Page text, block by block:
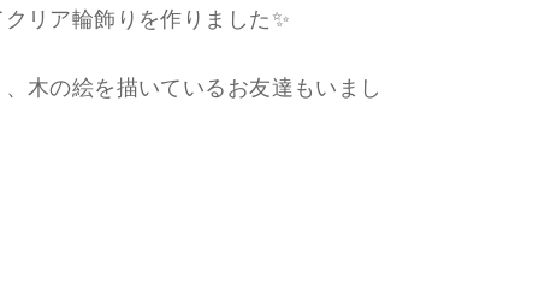
リア輪飾りを作りました✨
木の絵を描いているお友達もいまし